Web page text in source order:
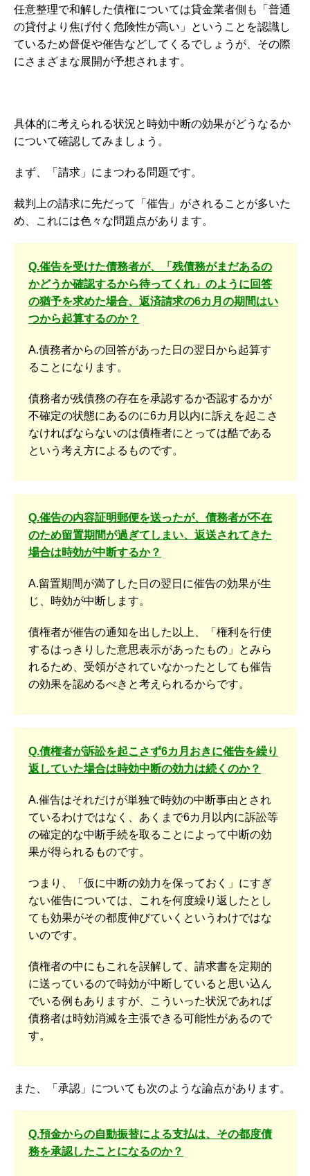
任意整理で和解した債権については貸金業者側も「普通
の貸付より焦げ付く危険性が高い」ということを認識し
ているため督促や催告などしてくるでしょうが、その際
にさまざまな展開が予想されます。
具体的に考えられる状況と時効中断の効果がどうなるか
について確認してみましょう。
まず、「請求」にまつわる問題です。
裁判上の請求に先だって「催告」がされることが多いた
め、これには色々な問題点があります。
Q.催告を受けた債務者が、「残債務がまだあるの
かどうか確認するから待ってくれ」のように回答
の猶予を求めた場合、返済請求の6カ月の期間はい
つから起算するのか？
A.債務者からの回答があった日の翌日から起算す
ることになります。
債務者が残債務の存在を承認するか否認するかが
不確定の状態にあるのに6カ月以内に訴えを起こさ
なければならないのは債権者にとっては酷である
という考え方によるものです。
Q.催告の内容証明郵便を送ったが、債務者が不在
のため留置期間が過ぎてしまい、返送されてきた
場合は時効が中断するか？
A.留置期間が満了した日の翌日に催告の効果が生
じ、時効が中断します。
債権者が催告の通知を出した以上、「権利を行使
するはっきりした意思表示があったもの」とみら
れるため、受領がされていなかったとしても催告
の効果を認めるべきと考えられるからです。
Q.債権者が訴訟を起こさず6カ月おきに催告を繰り
返していた場合は時効中断の効力は続くのか？
A.催告はそれだけが単独で時効の中断事由とされ
ているわけではなく、あくまで6カ月以内に訴訟等
の確定的な中断手続を取ることによって中断の効
果が得られるものです。
つまり、「仮に中断の効力を保っておく」にすぎ
ない催告については、これを何度繰り返したとし
ても効果がその都度伸びていくというわけではな
いのです。
債権者の中にもこれを誤解して、請求書を定期的
に送っているので時効が中断していると思い込ん
でいる例もありますが、こういった状況であれば
債務者は時効消滅を主張できる可能性があるので
す。
また、「承認」についても次のような論点があります。
Q.預金からの自動振替による支払は、その都度債
務を承認したことになるのか？